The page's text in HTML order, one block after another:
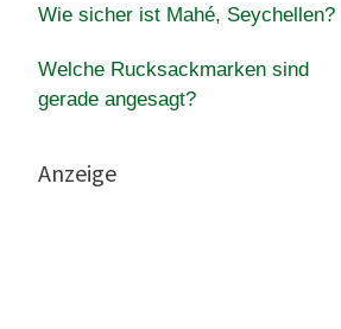
Wie sicher ist Mahé, Seychellen?
Welche Rucksackmarken sind
gerade angesagt?
Anzeige